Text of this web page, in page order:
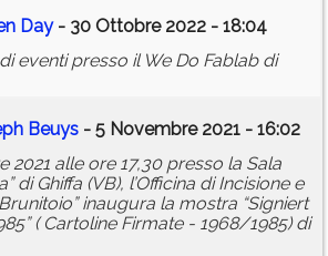
Day- 30 Ottobre 2022 - 18:04
eventi presso il We Do Fablab di
Beuys - 5 Novembre 2021 - 16:02
2021 alle ore 17,30 presso la Sala
di Ghiffa (VB), l’Officina di Incisione e
inaugura la mostra “Signiert
( Cartoline Firmate - 1968/1985) di